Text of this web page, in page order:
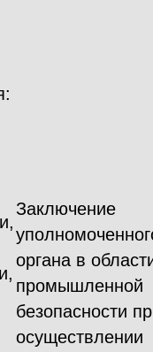
Заключение
органа в
промышленной
безопасности
осуществлении